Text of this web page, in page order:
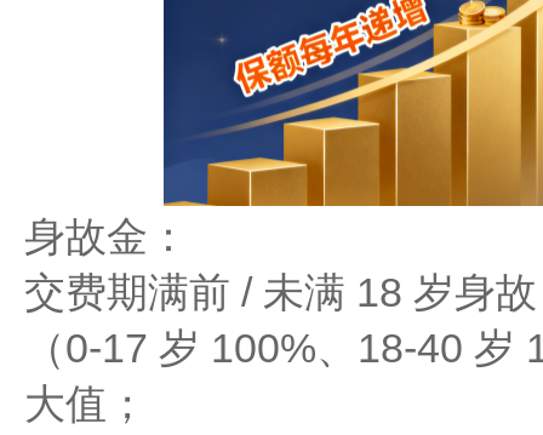
身故金：
交费期满前 / 未满 18 岁身
（0-17 岁 100%、18-40 岁
大值；